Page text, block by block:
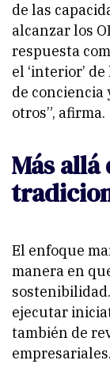
de las
alcanzar los
respuesta
el ‘interior’
de conciencia
otros”, afirma.
Más
El enfoque
manera en
ejecutar
también de
empresariales.